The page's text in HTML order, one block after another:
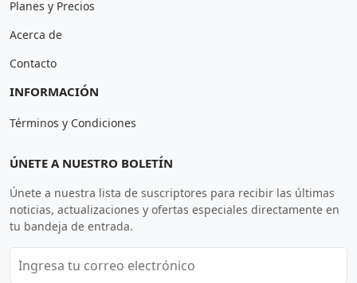
Planes y Precios
Acerca de
Contacto
INFORMACIÓN
Términos y Condiciones
ÚNETE A NUESTRO BOLETÍN
Únete a nuestra lista de suscriptores para recibir las últimas
noticias, actualizaciones y ofertas especiales directamente en
tu bandeja de entrada.